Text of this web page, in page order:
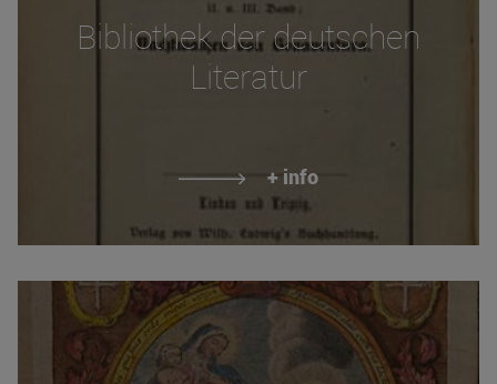
Bibliothek der deutschen
Literatur
+ info